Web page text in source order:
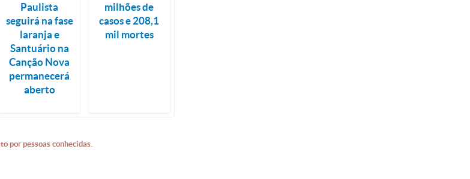
Paulista
seguirá na fase
laranja e
Santuário na
Canção Nova
permanecerá
aberto
milhões de
casos e 208,1
mil mortes
por pessoas conhecidas.